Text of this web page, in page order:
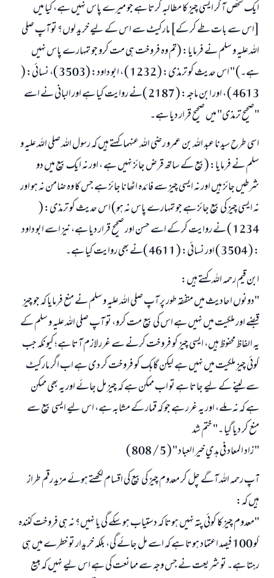
ایک شخص آ کر ایسی چیز کا مطالبہ کرتا ہے جو میرے پاس نہیں ہے، کیا میں
[اس سے بات طے کر کے] مارکیٹ سے اس کے لیے خرید لوں؟ تو آپ صلی
اللہ علیہ و سلم نے فرمایا: (تم وہ فروخت ہی مت کرو جو تمہارے پاس نہیں
ہے۔) " اس حدیث کو ترمذی: ( 1232 ) ، ابو داود: (3503 )، نسائی: (
4613 ) ، اور ابن ماجہ: ( 2187 )نے روایت کیا ہے اور البانی نے اسے
"صحیح ترمذی" میں صحیح قرار دیا ہے۔
اسی طرح سیدنا عبد اللہ بن عمرو رضی اللہ عنہما کہتے ہیں کہ رسول اللہ صلی اللہ علیہ و
سلم نے فرمایا: (بیع کے ساتھ قرض جائز نہیں ہے ، اور نہ ایک بیع میں دو
شرطیں جائز ہیں اور نہ ایسی چیز سے فائدہ اٹھانا جائز ہے جس کا وہ ضامن نہ ہو اور
نہ ایسی چیز کی بیع جائز ہے جو تمہارے پاس نہ ہو) اس حدیث کو ترمذی: (
1234 ) نے روایت کر کے اسے حسن اور صحیح قرار دیا ہے، نیز اسے ابو داود
: ( 3504 ) اور نسائی: ( 4611 )نے بھی روایت کیا ہے۔
ابن قیم رحمہ اللہ کہتے ہیں:
"دونوں احادیث میں متفقہ طور پر آپ صلی اللہ علیہ و سلم نے منع فرمایا کہ جو چیز
قبضے اور ملکیت میں نہیں ہے اس کی بیع مت کرو، تو آپ صلی اللہ علیہ و سلم کے
یہ الفاظ محفوظ ہیں، ایسی چیز کو فروخت کرنے سے غرر لازم آتا ہے؛ کیونکہ جب
کوئی چیز ملکیت میں نہیں ہے لیکن گاہک کو فروخت کر دی ہے اب اگر مارکیٹ
سے لینے کے لیے جاتا ہے تو اب ممکن ہے کہ چیز مل جائے اور یہ بھی ممکن
ہے کہ نہ ملے، اور یہ غرر ہے جو کہ قمار کے مشابہ ہے، اس لیے ایسی بیع سے
منع کر دیا گیا ۔" ختم شد
" زاد المعاد في هدي خير العباد " ( 5 / 808 )
آپ رحمہ اللہ آگے چل کر معدوم چیز کی بیع کی اقسام لکھتے ہوئے مزید رقم طراز
ہیں کہ:
"معدوم چیز کا کوئی پتہ نہیں ہوتا کہ دستیاب ہو سکے گی یا نہیں؟ نہ ہی فروخت کنندہ
کو 100 فیصد اعتماد ہوتا ہے کہ اسے مل جائے گی، بلکہ خریدار تو خطرے میں ہی
رہتا ہے۔ تو شریعت نے جس وجہ سے ممانعت کی ہے اس لیے نہیں کہ مبیع